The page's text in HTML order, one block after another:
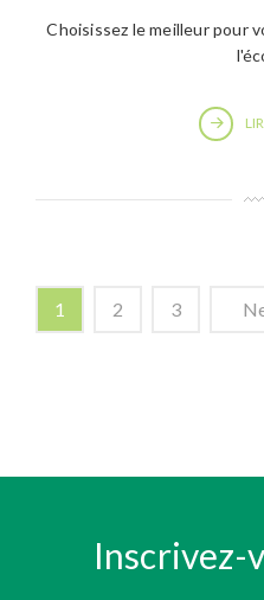
Choisissez le meilleur pour
1 2 3
Inscrivez-